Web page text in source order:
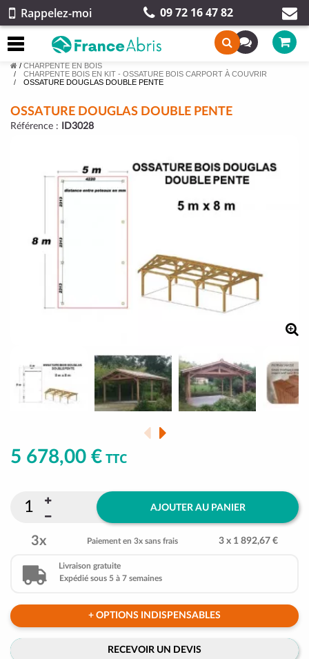
Rappelez-moi 09 72 16 47 82
/ CHARPENTE EN BOIS
CHARPENTE BOIS EN KIT - OSSATURE BOIS CARPORT À COUVRIR
OSSATURE DOUGLAS DOUBLE PENTE
OSSATURE DOUGLAS DOUBLE PENTE
Référence : ID3028
5 678,00 € TTC
AJOUTER AU PANIER
3x Paiement en 3x sans frais 3 x 1 892,67 €
Livraison gratuite
Expédié sous 5 à 7 semaines
+ OPTIONS INDISPENSABLES
RECEVOIR UN DEVIS